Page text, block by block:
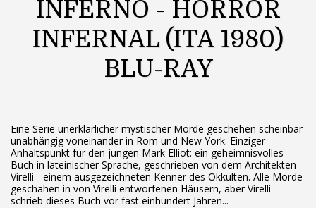
INFERNO - HORROR
INFERNAL (ITA 1980)
BLU-RAY
Eine Serie unerklärlicher mystischer Morde geschehen scheinbar
unabhängig voneinander in Rom und New York. Einziger
Anhaltspunkt für den jungen Mark Elliot: ein geheimnisvolles
Buch in lateinischer Sprache, geschrieben von dem Architekten
Virelli - einem ausgezeichneten Kenner des Okkulten. Alle Morde
geschahen in von Virelli entworfenen Häusern, aber Virelli
schrieb dieses Buch vor fast einhundert Jahren...